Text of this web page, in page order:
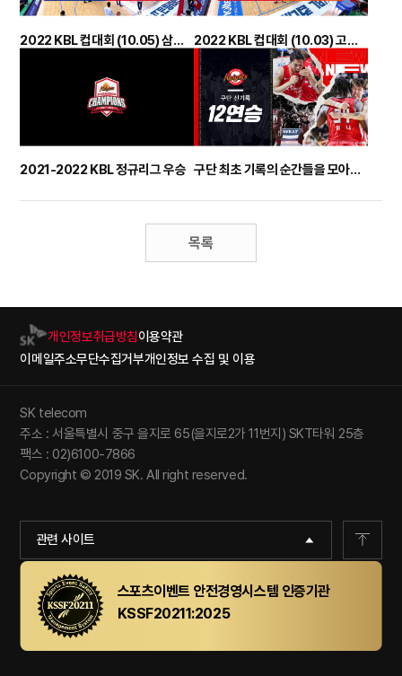
2022 KBL 컵대회 (10.05) 삼성전 하이라이트 2022 KBL 컵대회 (10.03) 고양캐롯전 하이라이트
2021-2022 KBL 정규리그 우승 구단 최초 기록의 순간들을 모아봤습니다.
목록
개인정보취급방침이용약관
이메일주소무단수집거부개인정보 수집 및 이용
관련 사이트
SK telecom
주소 : 서울특별시 중구 을지로 65(을지로2가 11번지) SKT타워 25층
팩스 : 02)6100-7866
Copyright © 2019 SK. All right reserved.
스포츠이벤트 안전경영시스템 인증기관
KSSF20211:2025